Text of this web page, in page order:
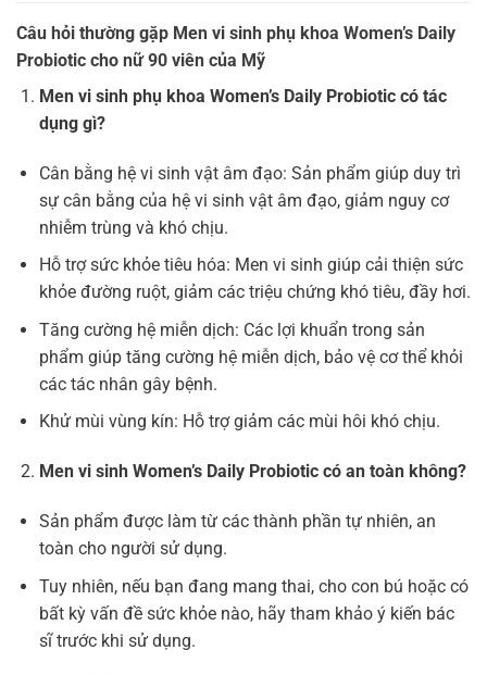
Câu hỏi thường gặp Men vi sinh phụ khoa Women’s Daily
Probiotic cho nữ 90 viên của Mỹ
Men vi sinh phụ khoa Women’s Daily Probiotic có tác
dụng gì?
Cân bằng hệ vi sinh vật âm đạo: Sản phẩm giúp duy trì
sự cân bằng của hệ vi sinh vật âm đạo, giảm nguy cơ
nhiễm trùng và khó chịu.
Hỗ trợ sức khỏe tiêu hóa: Men vi sinh giúp cải thiện sức
khỏe đường ruột, giảm các triệu chứng khó tiêu, đầy hơi.
Tăng cường hệ miễn dịch: Các lợi khuẩn trong sản
phẩm giúp tăng cường hệ miễn dịch, bảo vệ cơ thể khỏi
các tác nhân gây bệnh.
Khử mùi vùng kín: Hỗ trợ giảm các mùi hôi khó chịu.
Men vi sinh Women’s Daily Probiotic có an toàn không?
Sản phẩm được làm từ các thành phần tự nhiên, an
toàn cho người sử dụng.
Tuy nhiên, nếu bạn đang mang thai, cho con bú hoặc có
bất kỳ vấn đề sức khỏe nào, hãy tham khảo ý kiến bác
sĩ trước khi sử dụng.